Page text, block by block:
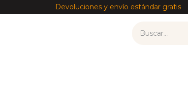
Devoluciones y envío estándar gratis